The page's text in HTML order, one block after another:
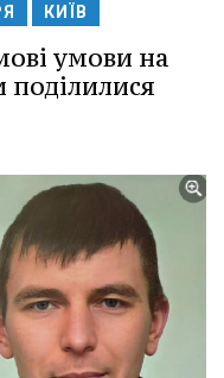
КИЇВ
умови на